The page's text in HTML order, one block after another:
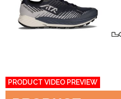
PRODUCT VIDEO PREVIEW